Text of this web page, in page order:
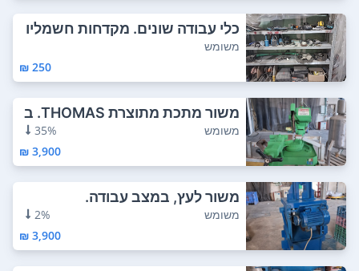
כלי עבודה שונים. מקדחות חשמליו
ת, פנאומטי...
משומש
250 ₪
משור מתכת מתוצרת THOMAS. ב
מצב עבודה. דגם...
משומש
35%
3,900 ₪
משור לעץ, במצב עבודה.
משומש
2%
3,900 ₪